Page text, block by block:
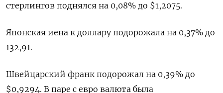
стерлингов поднялся на 0,08% до $1,2075​.
Японская иена к доллару подорожала на 0,37%​ до
132,91.
Швейцарский франк подорожал на 0,39% до
$0,9294​. В паре с евро валюта была